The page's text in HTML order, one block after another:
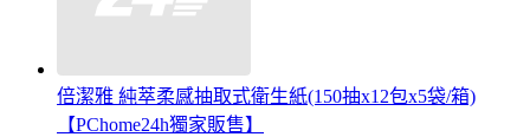
倍潔雅 純萃柔感抽取式衛生紙(150抽x12包x5袋/箱)
【PChome24h獨家販售】